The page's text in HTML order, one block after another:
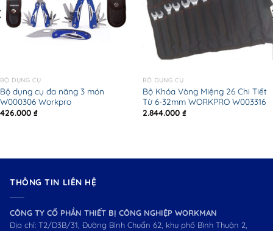
BỘ DỤNG CỤ
Bộ dụng cụ đa năng 3 món
W000306 Workpro
426.000 ₫
BỘ DỤNG CỤ
Bộ Khóa Vòng Miệng 26 Chi Tiết
Từ 6-32mm WORKPRO W003316
2.844.000 ₫
THÔNG TIN LIÊN HỆ
CÔNG TY CỔ PHẦN THIẾT BỊ CÔNG NGHIỆP WORKMAN
Địa chỉ: T2/D3B/31, Đường Bình Chuẩn 62, khu phố Bình Thuận 2,